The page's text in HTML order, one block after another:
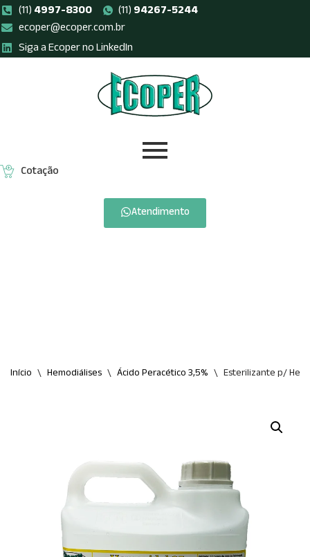
Pular
para
(11)4997-8300 (11)94267-5244
ecoper@ecoper.com.br
Siga a Ecoper no LinkedIn
Cotação
Atendimento
Início \ Hemodiálises \ Ácido Peracético 3,5% \ Esterilizante p/